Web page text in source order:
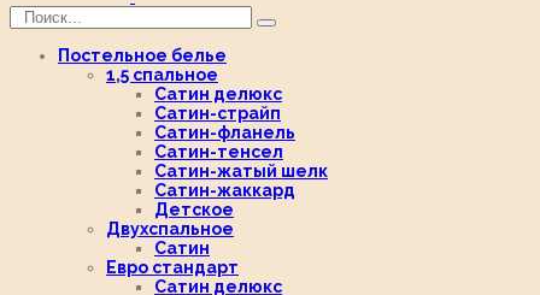
Постельное белье
1,5 спальное
Сатин делюкс
Сатин-страйп
Сатин-фланель
Сатин-тенсел
Сатин-жатый шелк
Сатин-жаккард
Детское
Двухспальное
Сатин
Евро стандарт
Сатин делюкс